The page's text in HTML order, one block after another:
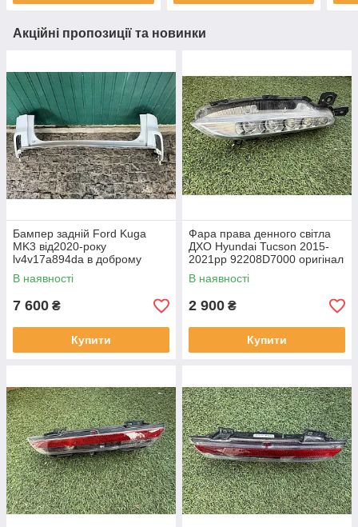
Акційні пропозиції та новинки
Бампер задній Ford Kuga
MK3 від2020-року
lv4v17a894da в доброму
стані , можно не фарбувати
В наявності
7 600 ₴
Купити
Фара права денного світла
ДХО Hyundai Tucson 2015-
2021рр 92208D7000 оригінал
бв відсутнє одне кріплення,
повністю робоча
В наявності
2 900 ₴
Купити